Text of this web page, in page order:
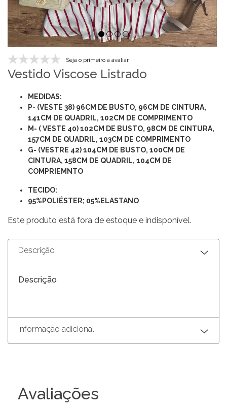
Seja o primeiro a avaliar
Vestido Viscose Listrado
MEDIDAS:
P- (VESTE 38) 96CM DE BUSTO, 96CM DE CINTURA,
141CM DE QUADRIL, 102CM DE COMPRIMENTO
M- ( VESTE 40) 102CM DE BUSTO, 98CM DE CINTURA,
157CM DE QUADRIL, 103CM DE COMPRIMENTO
G- (VESTRE 42) 104CM DE BUSTO, 100CM DE
CINTURA, 158CM DE QUADRIL, 104CM DE
COMPRIEMNTO
TECIDO:
95%POLIÉSTER; 05%ELASTANO
Este produto está fora de estoque e indisponível.
Descrição
Descrição
,
Informação adicional
Avaliações